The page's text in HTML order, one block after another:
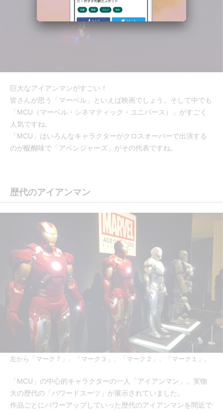
巨大なアイアンマンがすごい！
皆さんが思う「マーベル」といえば映画でしょう。そして中でも
「MCU（マーベル・シネマティック・ユニバース）」がすごく
人気ですね。
「MCU」はいろんなキャラクターがクロスオーバーで出演する
のが醍醐味で「アベンジャーズ」がその代表ですね。
歴代のアイアンマン
左から「マーク７」、「マーク３」、「マーク２」、「マーク１」。
「MCU」の中心的キャラクターの一人「アイアンマン」。実物
大の歴代の「パワードスーツ」が展示されていました。
作品ごとにパワーアップしていった歴代のアイアンマンを間近で